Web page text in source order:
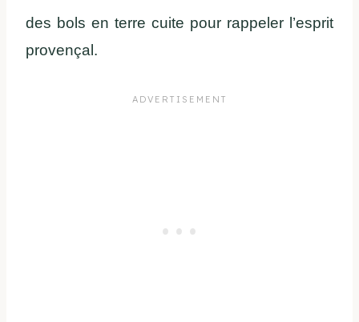
des bols en terre cuite pour rappeler l’esprit
provençal.